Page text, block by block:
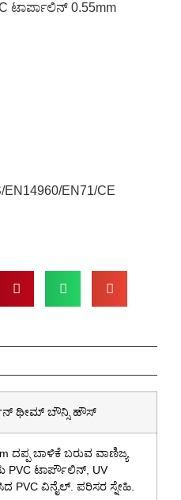
ಟಾರ್ಪಾಲಿನ್ 0.55mm
EN71/CE
ಥೀಮ್ ಬೌನ್ಸಿ ಹೌಸ್
ದಪ್ಪ ಬಾಳಿಕೆ ಬರುವ ವಾಣಿಜ್ಯ
ಟಾರ್ಪೌಲಿನ್, UV
PVC ವಿನೈಲ್. ಪರಿಸರ ಸ್ನೇಹಿ.